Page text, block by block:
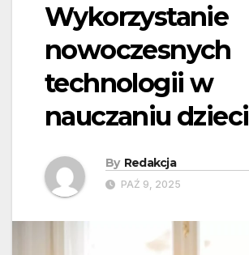
Wykorzystanie
nowoczesnych
technologii w
nauczaniu dzieci
By Redakcja
PAŹ 9, 2025